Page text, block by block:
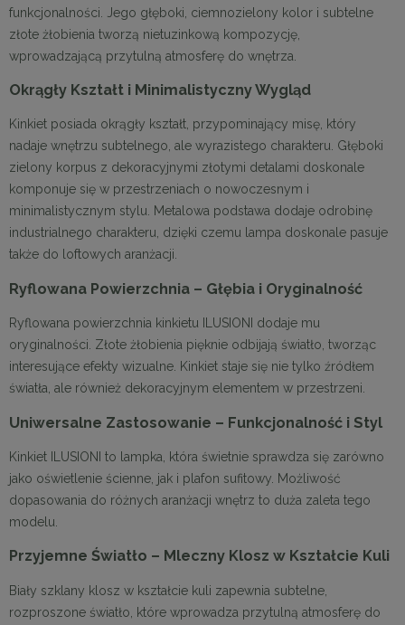
funkcjonalności. Jego głęboki, ciemnozielony kolor i subtelne
złote żłobienia tworzą nietuzinkową kompozycję,
wprowadzającą przytulną atmosferę do wnętrza.
Okrągły Kształt i Minimalistyczny Wygląd
Kinkiet posiada okrągły kształt, przypominający misę, który
nadaje wnętrzu subtelnego, ale wyrazistego charakteru. Głęboki
zielony korpus z dekoracyjnymi złotymi detalami doskonale
komponuje się w przestrzeniach o nowoczesnym i
minimalistycznym stylu. Metalowa podstawa dodaje odrobinę
industrialnego charakteru, dzięki czemu lampa doskonale pasuje
także do loftowych aranżacji.
Ryflowana Powierzchnia – Głębia i Oryginalność
Ryflowana powierzchnia kinkietu ILUSIONI dodaje mu
oryginalności. Złote żłobienia pięknie odbijają światło, tworząc
interesujące efekty wizualne. Kinkiet staje się nie tylko źródłem
światła, ale również dekoracyjnym elementem w przestrzeni.
Uniwersalne Zastosowanie – Funkcjonalność i Styl
Kinkiet ILUSIONI to lampka, która świetnie sprawdza się zarówno
jako oświetlenie ścienne, jak i plafon sufitowy. Możliwość
dopasowania do różnych aranżacji wnętrz to duża zaleta tego
modelu.
Przyjemne Światło – Mleczny Klosz w Kształcie Kuli
Biały szklany klosz w kształcie kuli zapewnia subtelne,
rozproszone światło, które wprowadza przytulną atmosferę do